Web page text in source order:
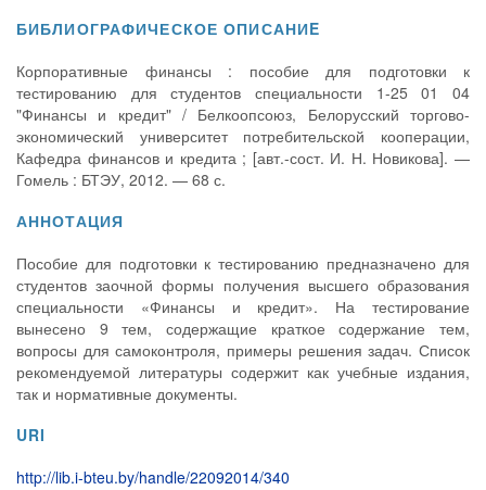
БИБЛИОГРАФИЧЕСКОЕ ОПИСАНИE
Корпоративные финансы : пособие для подготовки к
тестированию для студентов специальности 1-25 01 04
"Финансы и кредит" / Белкоопсоюз, Белорусский торгово-
экономический университет потребительской кооперации,
Кафедра финансов и кредита ; [авт.-сост. И. Н. Новикова]. —
Гомель : БТЭУ, 2012. — 68 с.
АННОТАЦИЯ
Пособие для подготовки к тестированию предназначено для
студентов заочной формы получения высшего образования
специальности «Финансы и кредит». На тестирование
вынесено 9 тем, содержащие краткое содержание тем,
вопросы для самоконтроля, примеры решения задач. Список
рекомендуемой литературы содержит как учебные издания,
так и нормативные документы.
URI
http://lib.i-bteu.by/handle/22092014/340